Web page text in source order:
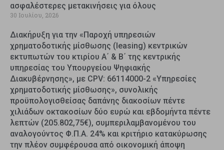
ασφαλέστερες μετακινήσεις για όλους
30 Ιουλίου, 2026
Διακήρυξη για την «Παροχή υπηρεσιών
χρηματοδοτικής μίσθωσης (leasing) κεντρικών
εκτυπωτών του κτιρίου Α΄ & Β΄ της κεντρικής
υπηρεσίας του Υπουργείου Ψηφιακής
Διακυβέρνησης», με CPV: 66114000-2 «Υπηρεσίες
χρηματοδοτικής μίσθωσης», συνολικής
προϋπολογισθείσας δαπάνης διακοσίων πέντε
χιλιάδων οκτακοσίων δύο ευρώ και εβδομήντα πέντε
λεπτών (205.802,75€), συμπεριλαμβανομένου του
αναλογούντος Φ.Π.Α. 24% και κριτήριο κατακύρωσης
την πλέον συμφέρουσα από οικονομική άποψη